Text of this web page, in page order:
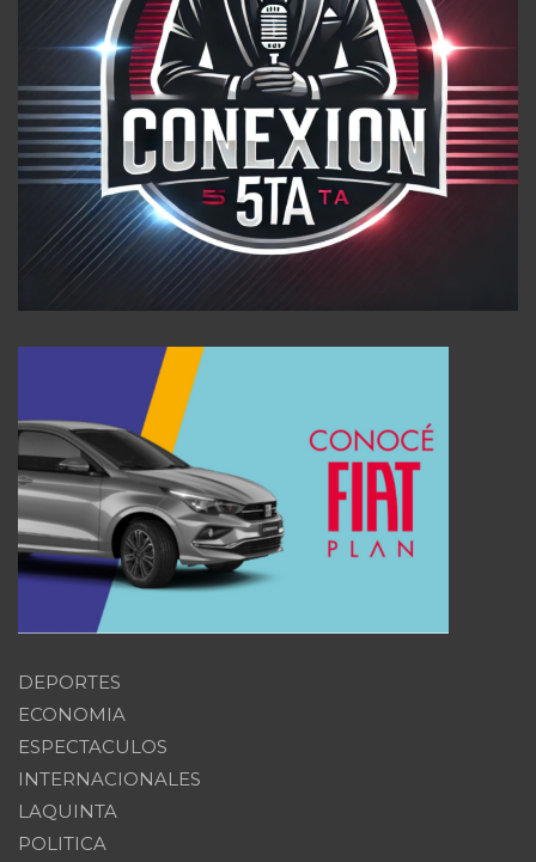
DEPORTES
ECONOMIA
ESPECTACULOS
INTERNACIONALES
LAQUINTA
POLITICA